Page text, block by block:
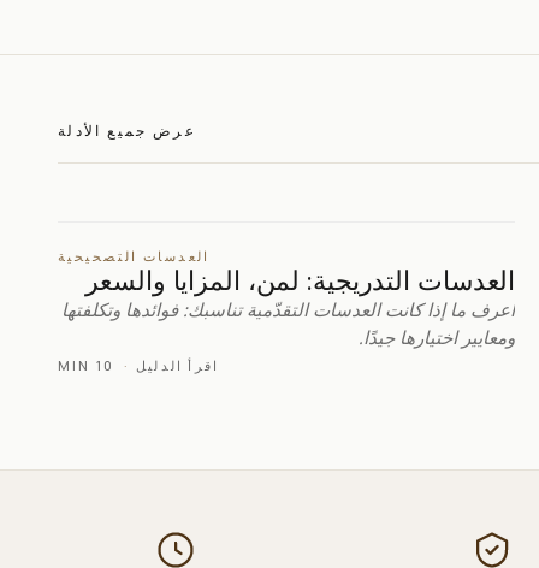
عرض جميع الأدلة
العدسات التصحيحية
العدسات التدريجية: لمن، المزايا والسعر
اعرف ما إذا كانت العدسات التقدّمية تناسبك: فوائدها وتكلفتها
ومعايير اختيارها جيدًا.
اقرأ الدليل ·
10 MIN